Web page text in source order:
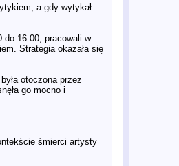
Starra o Keoghanie:
też, że czeka na zupełnie
romanse i zgolone
moją książkę
a Yoko zrobiła awanturę o
obsada filmów o Beatlesach
a gdy wytykał
do 16:00, pracowali w
Strategia okazała się
otoczona przez
go mocno i
śmierci artysty